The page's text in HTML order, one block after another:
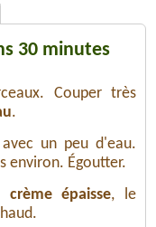
30 minutes
Couper très
.
un peu d'eau.
environ. Égoutter.
crème épaisse, le